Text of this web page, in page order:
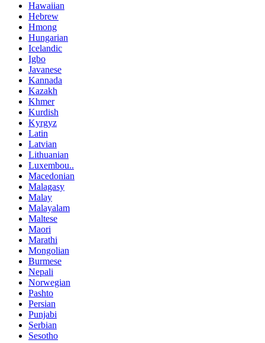
Hawaiian
Hebrew
Hmong
Hungarian
Icelandic
Igbo
Javanese
Kannada
Kazakh
Khmer
Kurdish
Kyrgyz
Latin
Latvian
Lithuanian
Luxembou..
Macedonian
Malagasy
Malay
Malayalam
Maltese
Maori
Marathi
Mongolian
Burmese
Nepali
Norwegian
Pashto
Persian
Punjabi
Serbian
Sesotho